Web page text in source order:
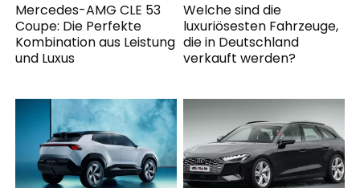
Mercedes-AMG CLE 53
Coupe: Die Perfekte
Kombination aus Leistung
und Luxus
Welche sind die
luxuriösesten Fahrzeuge,
die in Deutschland
verkauft werden?